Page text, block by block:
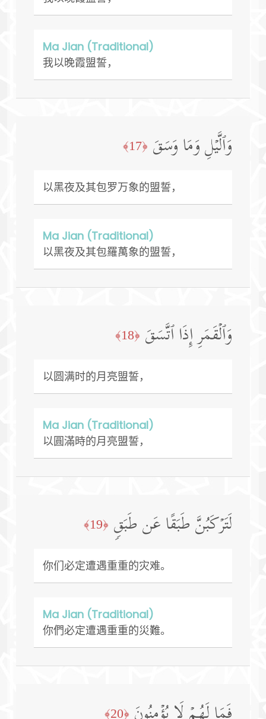
Ma Jian (Traditional)
我以晚霞盟誓，
وَٱلَّیۡلِ وَمَا وَسَقَ ﴿17﴾
以黑夜及其包罗万象的盟誓，
Ma Jian (Traditional)
以黑夜及其包羅萬象的盟誓，
وَٱلۡقَمَرِ إِذَا ٱتَّسَقَ ﴿18﴾
以圆满时的月亮盟誓，
Ma Jian (Traditional)
以圓滿時的月亮盟誓，
لَتَرۡكَبُنَّ طَبَقًا عَن طَبَقࣲ ﴿19﴾
你们必定遭遇重重的灾难。
Ma Jian (Traditional)
你們必定遭遇重重的災難。
﴿20﴾